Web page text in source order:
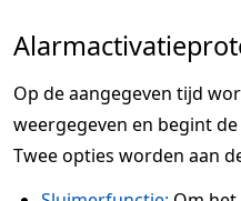
Op de aangegeven tijd
weergegeven en begint
Twee opties worden aan